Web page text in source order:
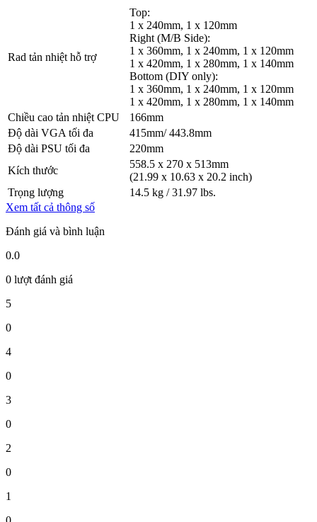
Rad tản nhiệt hỗ trợ
Top:
1 x 240mm, 1 x 120mm
Right (M/B Side):
1 x 360mm, 1 x 240mm, 1 x 120mm
1 x 420mm, 1 x 280mm, 1 x 140mm
Bottom (DIY only):
1 x 360mm, 1 x 240mm, 1 x 120mm
1 x 420mm, 1 x 280mm, 1 x 140mm
Chiều cao tản nhiệt CPU
166mm
Độ dài VGA tối đa
415mm/ 443.8mm
Độ dài PSU tối đa
220mm
Kích thước
558.5 x 270 x 513mm
(21.99 x 10.63 x 20.2 inch)
Trọng lượng
14.5 kg / 31.97 lbs.
Xem tất cả thông số
Đánh giá và bình luận
0.0
0 lượt đánh giá
5
0
4
0
3
0
2
0
1